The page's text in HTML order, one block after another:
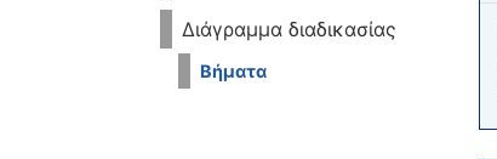
Διάγραμμα διαδικασίας
Βήματα